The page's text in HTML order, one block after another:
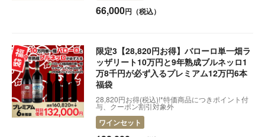
66,000円（税込）
限定3【28,820円お得】バローロ単一畑ラ
ッザリート10万円と9年熟成ブルネッロ1
万8千円が必ず入るプレミアム12万円6本
福袋
28,820円お得(税込)!*特価商品につきポイント付
与、クーポン割引対象外
ワインセット